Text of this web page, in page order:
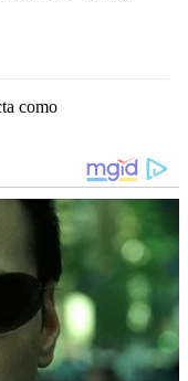
como